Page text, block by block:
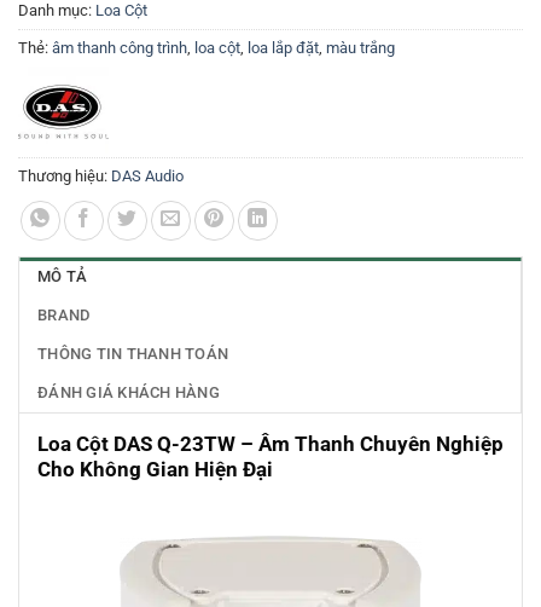
Danh mục: Loa Cột
Thẻ: âm thanh công trình loa cột loa lắp đặt màu trắng
Thương hiệu: DAS Audio
MÔ TẢ
BRAND
THÔNG TIN THANH TOÁN
ĐÁNH GIÁ KHÁCH HÀNG
Loa Cột DAS Q-23TW – Âm Thanh Chuyên Nghiệp
Cho Không Gian Hiện Đại